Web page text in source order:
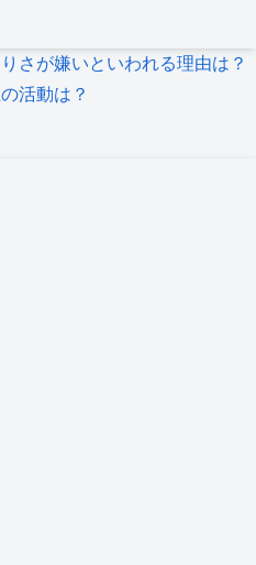
さが嫌いといわれる理由は？
活動は？